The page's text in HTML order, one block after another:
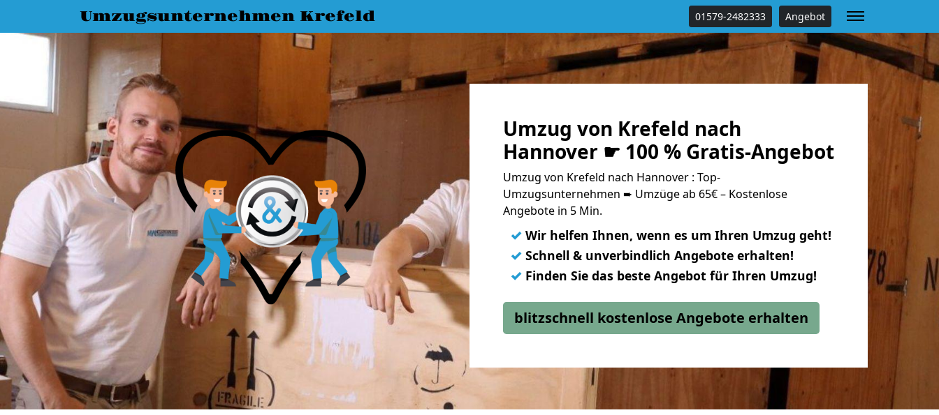
Umzugsunternehmen Krefeld 01579-2482333 Angebot
Umzug von Krefeld nach
Hannover ☛ 100 % Gratis-Angebot
Umzug von Krefeld nach Hannover : Top-
Umzugsunternehmen ➨ Umzüge ab 65€ – Kostenlose
Angebote in 5 Min.
✓ Wir helfen Ihnen, wenn es um Ihren Umzug geht!
✓ Schnell & unverbindlich Angebote erhalten!
✓ Finden Sie das beste Angebot für Ihren Umzug!
blitzschnell kostenlose Angebote erhalten